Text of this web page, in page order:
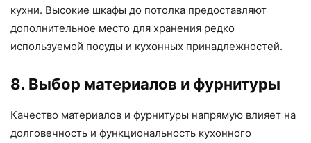
кухни. Высокие шкафы до потолка предоставляют
дополнительное место для хранения редко
используемой посуды и кухонных принадлежностей.
8. Выбор материалов и фурнитуры
Качество материалов и фурнитуры напрямую влияет на
долговечность и функциональность кухонного